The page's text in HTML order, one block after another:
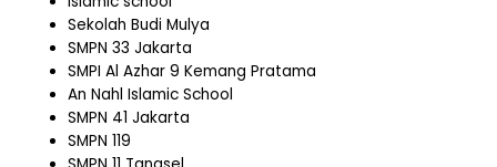
Sekolah Budi Mulya
SMPN 33 Jakarta
SMPI Al Azhar 9 Kemang Pratama
An Nahl Islamic School
SMPN 41 Jakarta
SMPN 119